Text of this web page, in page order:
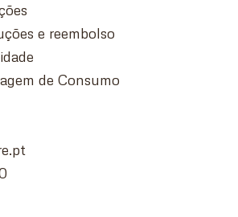
e reembolso
de Consumo